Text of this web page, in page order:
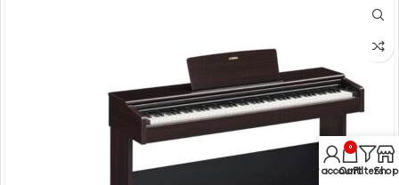
Shop
Filters
0
Cart
My account